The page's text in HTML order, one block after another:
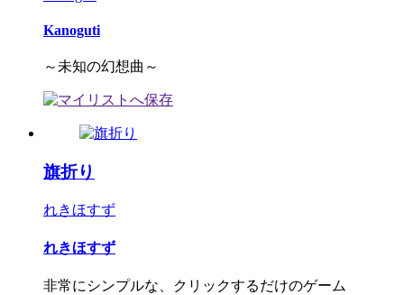
Kanoguti
～未知の幻想曲～
旗折り
れきほすず
れきほすず
非常にシンプルな、クリックするだけのゲーム